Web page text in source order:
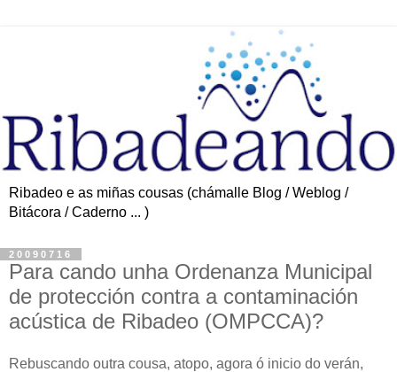
Ribadeo e as miñas cousas (chámalle Blog / Weblog /
Bitácora / Caderno ... )
20090716
Para cando unha Ordenanza Municipal
de protección contra a contaminación
acústica de Ribadeo (OMPCCA)?
Rebuscando outra cousa, atopo, agora ó inicio do verán,